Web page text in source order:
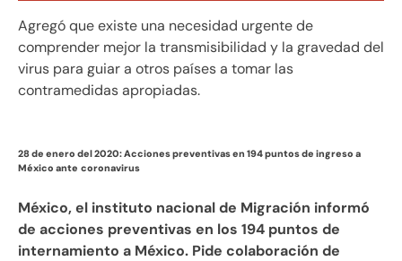
Agregó que existe una necesidad urgente de
comprender mejor la transmisibilidad y la gravedad del
virus para guiar a otros países a tomar las
contramedidas apropiadas.
28 de enero del 2020: Acciones preventivas en 194 puntos de ingreso a
México ante coronavirus
México, el instituto nacional de Migración informó
de acciones preventivas en los 194 puntos de
internamiento a México. Pide colaboración de